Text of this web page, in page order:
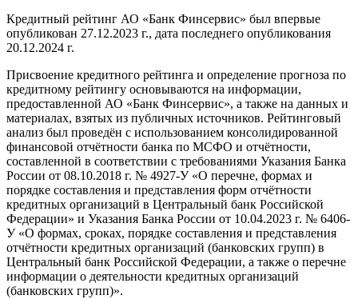
Кредитный рейтинг АО «Банк Финсервис» был впервые
опубликован 27.12.2023 г., дата последнего опубликования
20.12.2024 г.
Присвоение кредитного рейтинга и определение прогноза по
кредитному рейтингу основываются на информации,
предоставленной АО «Банк Финсервис», а также на данных и
материалах, взятых из публичных источников. Рейтинговый
анализ был проведён с использованием консолидированной
финансовой отчётности банка по МСФО и отчётности,
составленной в соответствии с требованиями Указания Банка
России от 08.10.2018 г. № 4927-У «О перечне, формах и
порядке составления и представления форм отчётности
кредитных организаций в Центральный банк Российской
Федерации» и Указания Банка России от 10.04.2023 г. № 6406-
У «О формах, сроках, порядке составления и представления
отчётности кредитных организаций (банковских групп) в
Центральный банк Российской Федерации, а также о перечне
информации о деятельности кредитных организаций
(банковских групп)».